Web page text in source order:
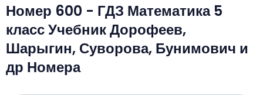
Русский язык
Литературное чтение
Окружающий мир
Математика
Английский язык
Информатика
3 класс
Музыка
Окружающий мир
4 класс
Английский язык
5 класс
Номер 600 - ГДЗ Математика 5
класс Учебник Дорофеев,
Шарыгин, Суворова, Бунимович и
др Номера